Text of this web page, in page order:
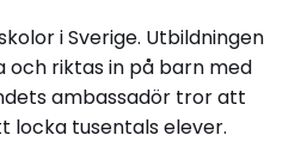
i Sverige. Utbildningen
och riktas in på barn med
ambassadör tror att
locka tusentals elever.